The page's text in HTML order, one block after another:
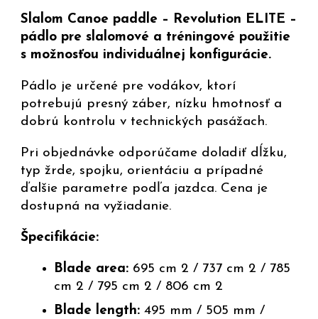
Slalom Canoe paddle – Revolution ELITE –
pádlo pre slalomové a tréningové použitie
s možnosťou individuálnej konfigurácie.
Pádlo je určené pre vodákov, ktorí
potrebujú presný záber, nízku hmotnosť a
dobrú kontrolu v technických pasážach.
Pri objednávke odporúčame doladiť dĺžku,
typ žrde, spojku, orientáciu a prípadné
ďalšie parametre podľa jazdca. Cena je
dostupná na vyžiadanie.
Špecifikácie:
Blade area: 695 cm 2 / 737 cm 2 / 785
cm 2 / 795 cm 2 / 806 cm 2
Blade length: 495 mm / 505 mm /